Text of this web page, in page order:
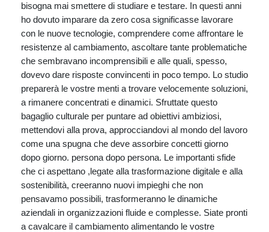
bisogna mai smettere di studiare e testare. In questi anni
ho dovuto imparare da zero cosa significasse lavorare
con le nuove tecnologie, comprendere come affrontare le
resistenze al cambiamento, ascoltare tante problematiche
che sembravano incomprensibili e alle quali, spesso,
dovevo dare risposte convincenti in poco tempo. Lo studio
preparerà le vostre menti a trovare velocemente soluzioni,
a rimanere concentrati e dinamici. Sfruttate questo
bagaglio culturale per puntare ad obiettivi ambiziosi,
mettendovi alla prova, approcciandovi al mondo del lavoro
come una spugna che deve assorbire concetti giorno
dopo giorno. persona dopo persona. Le importanti sfide
che ci aspettano ,legate alla trasformazione digitale e alla
sostenibilità, creeranno nuovi impieghi che non
pensavamo possibili, trasformeranno le dinamiche
aziendali in organizzazioni fluide e complesse. Siate pronti
a cavalcare il cambiamento alimentando le vostre